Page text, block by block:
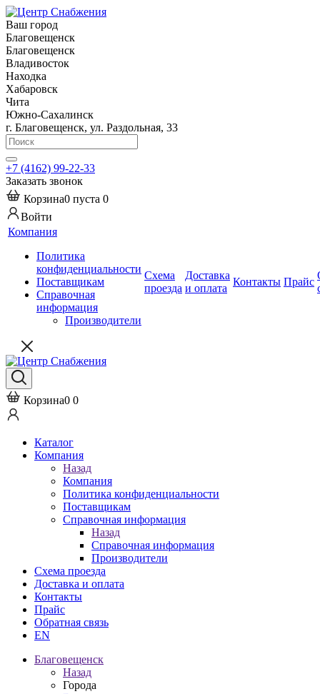
Ваш город
Благовещенск
Благовещенск
Владивосток
Находка
Хабаровск
Чита
Южно-Сахалинск
г. Благовещенск, ул. Раздольная, 33
+7 (4162) 99-22-33
Заказать звонок
Корзина0 пуста 0
Войти
Компания
Политика
конфиденциальности
Поставщикам
Справочная
информация
Производители
Схема
проезда
Доставка
и оплата
Контакты Прайс
Корзина0 0
Каталог
Компания
Назад
Компания
Политика конфиденциальности
Поставщикам
Справочная информация
Назад
Справочная информация
Производители
Схема проезда
Доставка и оплата
Контакты
Прайс
Обратная связь
EN
Благовещенск
Назад
Города